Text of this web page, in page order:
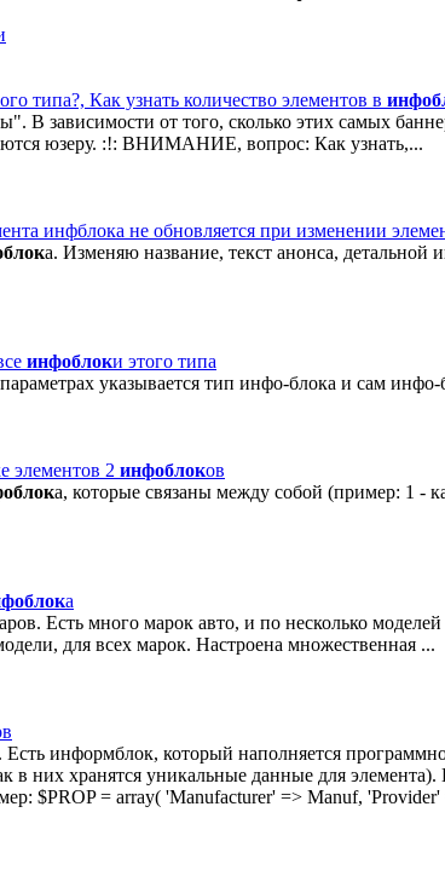
типа?, Как узнать количество элементов в
В зависимости от того, сколько этих самых
юзеру. :!: ВНИМАНИЕ, вопрос: Как узнать,...
инфблока не обновляется при изменении
а. Изменяю название, текст анонса,
инфоблоки этого типа
указывается тип инфо-блока и сам инфо-
элементов 2 инфоблоков
а, которые связаны между собой (пример: 1 -
а
Есть много марок авто, и по несколько
для всех марок. Настроена множественная ...
информблок, который наполняется
в них хранятся уникальные данные для
$PROP = array( 'Manufacturer' => Manuf,